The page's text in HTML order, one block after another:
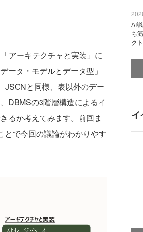
アーキテクチャと実装」に
ータ・モデルとデータ型」
JSONと同様、表以外のデー
DBMSの3階層構造によるイ
るか考えてみます。前回ま
とで今回の議論がわかりやす
AI
ち
ク
イ